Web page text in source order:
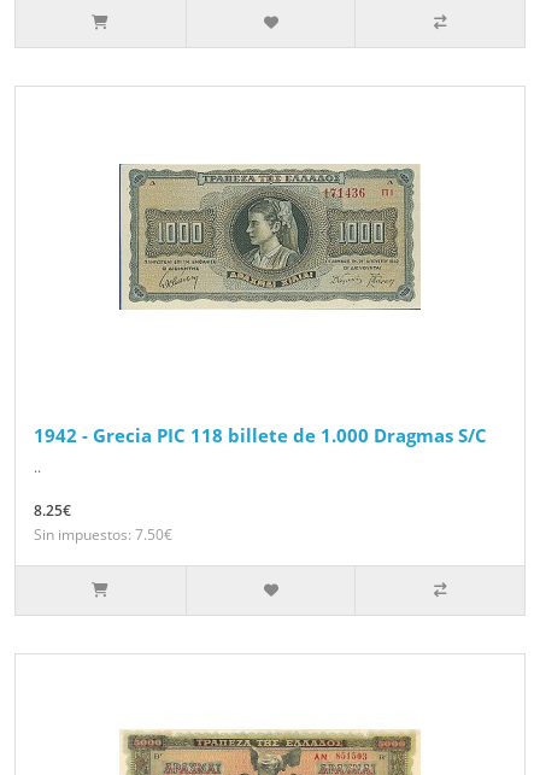
1942 - Grecia PIC 118 billete de 1.000 Dragmas S/C
..
8.25€
Sin impuestos: 7.50€